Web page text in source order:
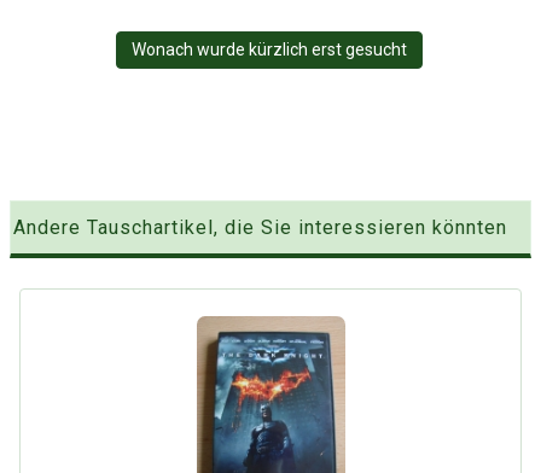
Wonach wurde kürzlich erst gesucht
Andere Tauschartikel, die Sie interessieren könnten